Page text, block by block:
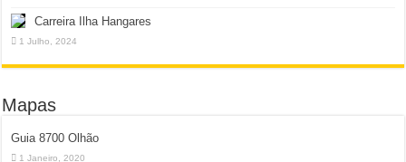
Carreira Ilha Hangares
1 Julho, 2024
Mapas
Guia 8700 Olhão
1 Janeiro, 2020